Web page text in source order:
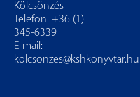
Kölcsönzés
Telefon: +36 (1)
345-6339
E-mail:
kolcsonzes@kshkonyvtar.hu